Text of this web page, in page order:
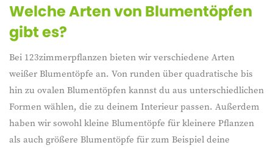
Welche Arten von Blumentöpfen
gibt es?
Bei 123zimmerpflanzen bieten wir verschiedene Arten
weißer Blumentöpfe an. Von runden über quadratische bis
hin zu ovalen Blumentöpfen kannst du aus unterschiedlichen
Formen wählen, die zu deinem Interieur passen. Außerdem
haben wir sowohl kleine Blumentöpfe für kleinere Pflanzen
als auch größere Blumentöpfe für zum Beispiel deine